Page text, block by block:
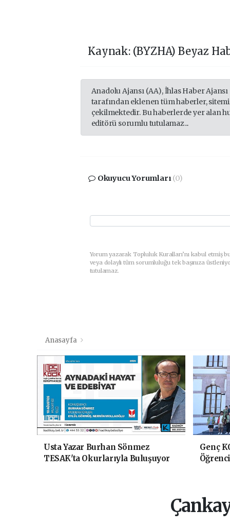
Kaynak: (BYZHA) Beyaz
Anadolu Ajansı (AA), İhlas Haber
tarafından eklenen tüm haberler,
çekilmektedir. Bu haberlerde yer alan
editörü sorumlu tutulamaz...
Okuyucu Yorumları(0)
Yorum yazarak Topluluk Kuralları’nı kabul etmiş
veya dolaylı tüm sorumluluğu tek başınıza
tutulamaz.
Anasayfa
Usta Yazar Burhan Sönmez
TESAK'ta Okurlarıyla Buluşuyor
Genç